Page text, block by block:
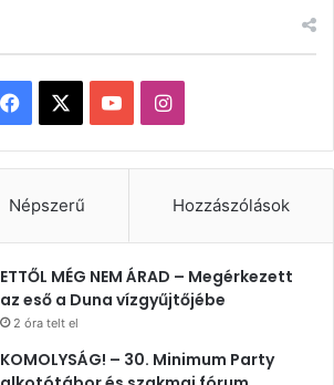
Facebook YouTubeInstagram
Népszerű Hozzászólások
ETTŐL MÉG NEM ÁRAD – Megérkezett
az eső a Duna vízgyűjtőjébe
2 óra telt el
KOMOLYSÁG! – 30. Minimum Party